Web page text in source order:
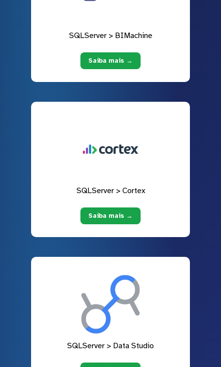
SQLServer > BIMachine
Saiba mais →
SQLServer > Cortex
Saiba mais →
SQLServer > Data Studio